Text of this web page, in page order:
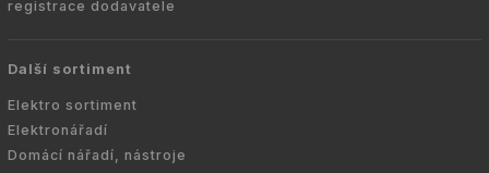
registrace dodavatele
Další sortiment
Elektro sortiment
Elektronářadí
Domácí nářadí, nástroje